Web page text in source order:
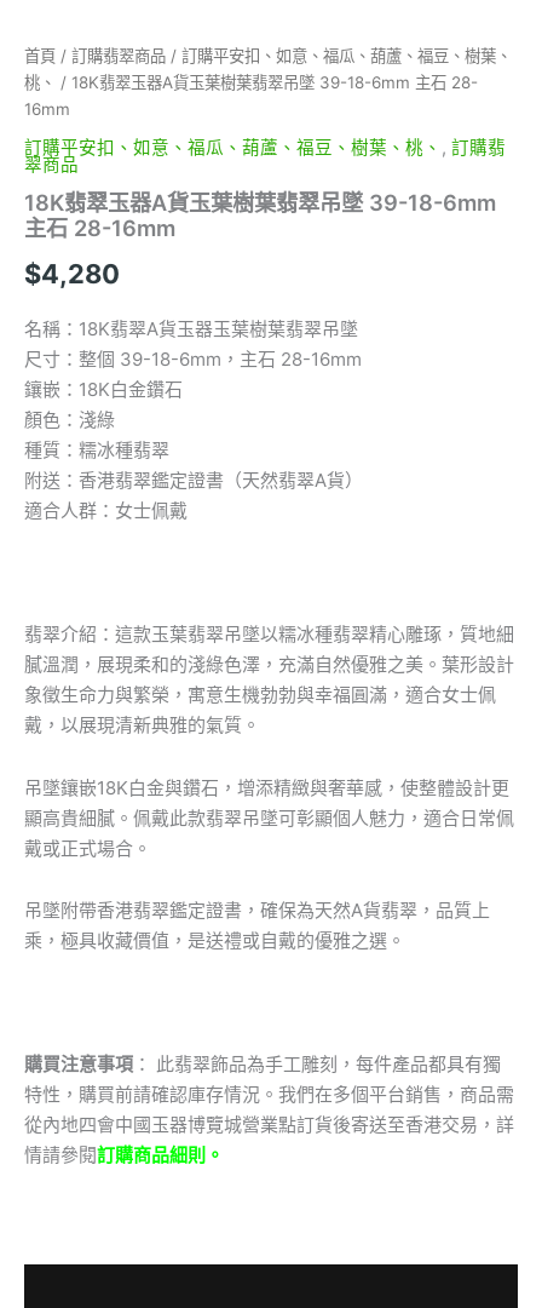
首頁 / 訂購翡翠商品 / 訂購平安扣、如意、福瓜、葫蘆、福豆、樹葉、
桃、 / 18K翡翠玉器A貨玉葉樹葉翡翠吊墜 39-18-6mm 主石 28-
16mm
訂購平安扣、如意、福瓜、葫蘆、福豆、樹葉、桃、 , 訂購翡
翠商品
18K翡翠玉器A貨玉葉樹葉翡翠吊墜 39-18-6mm
主石 28-16mm
$4,280
名稱：18K翡翠A貨玉器玉葉樹葉翡翠吊墜
尺寸：整個 39-18-6mm，主石 28-16mm
鑲嵌：18K白金鑽石
顏色：淺綠
種質：糯冰種翡翠
附送：香港翡翠鑑定證書（天然翡翠A貨）
適合人群：女士佩戴
翡翠介紹：這款玉葉翡翠吊墜以糯冰種翡翠精心雕琢，質地細
膩溫潤，展現柔和的淺綠色澤，充滿自然優雅之美。葉形設計
象徵生命力與繁榮，寓意生機勃勃與幸福圓滿，適合女士佩
戴，以展現清新典雅的氣質。
吊墜鑲嵌18K白金與鑽石，增添精緻與奢華感，使整體設計更
顯高貴細膩。佩戴此款翡翠吊墜可彰顯個人魅力，適合日常佩
戴或正式場合。
吊墜附帶香港翡翠鑑定證書，確保為天然A貨翡翠，品質上
乘，極具收藏價值，是送禮或自戴的優雅之選。
購買注意事項 ： 此翡翠飾品為手工雕刻，每件產品都具有獨
特性，購買前請確認庫存情況。我們在多個平台銷售，商品需
從內地四會中國玉器博覽城營業點訂貨後寄送至香港交易，詳
情請參閱訂購商品細則。